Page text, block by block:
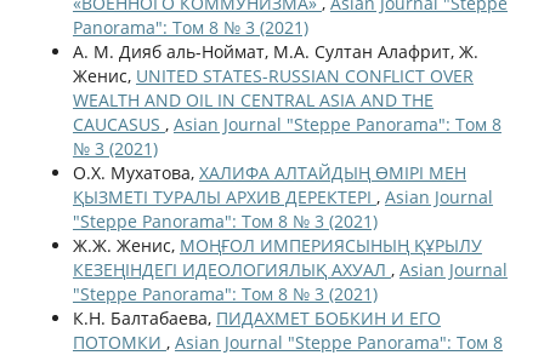
Panorama": Том 8 № 3 (2021)
А. М. Дияб аль-Ноймат, М.А. Султан Алафрит, Ж.
Женис, UNITED STATES-RUSSIAN CONFLICT OVER
WEALTH AND OIL IN CENTRAL ASIA AND THE
CAUCASUS , Asian Journal "Steppe Panorama": Том 8
№ 3 (2021)
О.Х. Мухатова, ХАЛИФА АЛТАЙДЫҢ ӨМІРІ МЕН
ҚЫЗМЕТІ ТУРАЛЫ АРХИВ ДЕРЕКТЕРІ , Asian Journal
"Steppe Panorama": Том 8 № 3 (2021)
Ж.Ж. Женис, МОҢҒОЛ ИМПЕРИЯСЫНЫҢ ҚҰРЫЛУ
КЕЗЕҢІНДЕГІ ИДЕОЛОГИЯЛЫҚ АХУАЛ , Asian Journal
"Steppe Panorama": Том 8 № 3 (2021)
К.Н. Балтабаева, ПИДАХМЕТ БОБКИН И ЕГО
ПОТОМКИ , Asian Journal "Steppe Panorama": Том 8